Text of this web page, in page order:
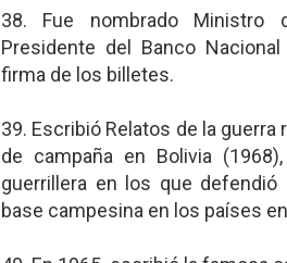
38. Fue nombrado Ministro
Presidente del Banco
firma de los billetes.
39. Escribió Relatos de la guerra
de campaña en Bolivia
guerrillera en los que
base campesina en los países